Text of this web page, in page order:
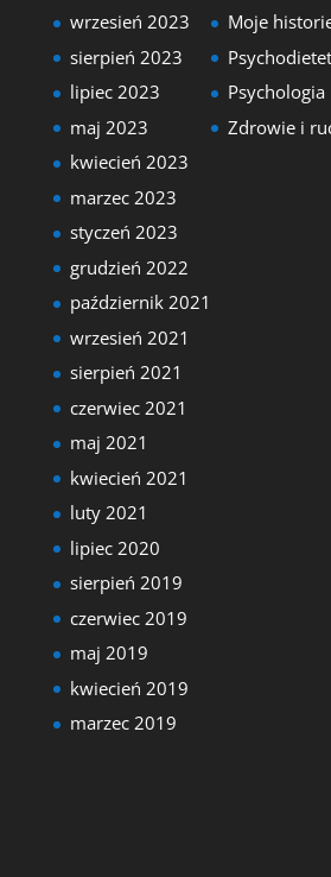
wrzesień 2023
sierpień 2023
lipiec 2023
maj 2023
kwiecień 2023
marzec 2023
styczeń 2023
grudzień 2022
październik 2021
wrzesień 2021
sierpień 2021
czerwiec 2021
maj 2021
kwiecień 2021
luty 2021
lipiec 2020
sierpień 2019
czerwiec 2019
maj 2019
kwiecień 2019
marzec 2019
Moje
Psychologia
Zdrowie i